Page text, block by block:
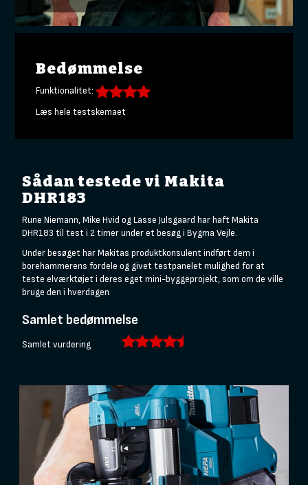
Bedømmelse
Funktionalitet:
Læs hele testskemaet
Sådan testede vi Makita
DHR183
Rune Niemann, Mike Hvid og Lasse Julsgaard har haft Makita
DHR183 til test i 2 timer under et besøg i Bygma Vejle.
Under besøget har Makitas produktkonsulent indført dem i
borehammerens fordele og givet testpanelet mulighed for at
teste elværktøjet i deres eget mini-byggeprojekt, som om de ville
bruge den i hverdagen
Samlet bedømmelse
Samlet vurdering